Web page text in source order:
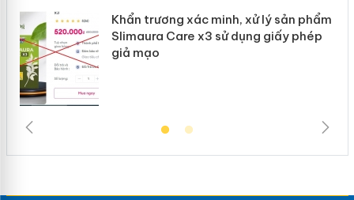
Khẩn trương xác minh, xử lý sản phẩm
Slimaura Care x3 sử dụng giấy phép
giả mạo